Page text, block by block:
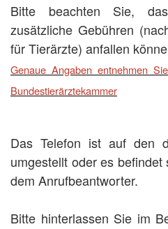
Bitte beachten Sie,
zusätzliche Gebühren
für Tierärzte) anfallen
Genaue Angaben entnehmen
Bundestierärztekammer
Das Telefon ist auf den
umgestellt oder es
dem Anrufbeantworter.
Bitte hinterlassen Sie im